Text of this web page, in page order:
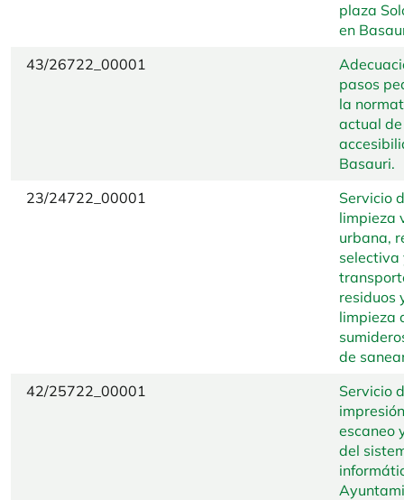
plaza
en
43/26722_00001
pasos
la
actual de
Basauri.
23/24722_00001
Servicio
limpieza
urbana,
selectiva
residuos
limpieza
de
42/25722_00001
Servicio
escaneo
del